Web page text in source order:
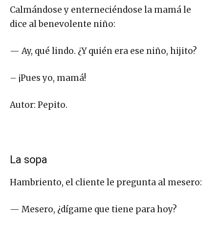
Calmándose y enterneciéndose la mamá le
dice al benevolente niño:
— Ay, qué lindo. ¿Y quién era ese niño, hijito?
– ¡Pues yo, mamá!
Autor: Pepito.
La sopa
Hambriento, el cliente le pregunta al mesero:
— Mesero, ¿dígame que tiene para hoy?